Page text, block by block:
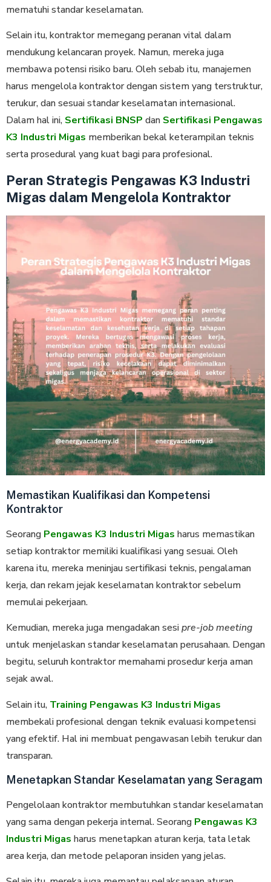
mematuhi standar keselamatan.
Selain itu, kontraktor memegang peranan vital dalam
mendukung kelancaran proyek. Namun, mereka juga
membawa potensi risiko baru. Oleh sebab itu, manajemen
harus mengelola kontraktor dengan sistem yang terstruktur,
terukur, dan sesuai standar keselamatan internasional.
Dalam hal ini, Sertifikasi BNSP dan Sertifikasi Pengawas
K3 Industri Migas memberikan bekal keterampilan teknis
serta prosedural yang kuat bagi para profesional.
Peran Strategis Pengawas K3 Industri
Migas dalam Mengelola Kontraktor
Memastikan Kualifikasi dan Kompetensi
Kontraktor
Seorang Pengawas K3 Industri Migas harus memastikan
setiap kontraktor memiliki kualifikasi yang sesuai. Oleh
karena itu, mereka meninjau sertifikasi teknis, pengalaman
kerja, dan rekam jejak keselamatan kontraktor sebelum
memulai pekerjaan.
Kemudian, mereka juga mengadakan sesipre-job meeting
untuk menjelaskan standar keselamatan perusahaan. Dengan
begitu, seluruh kontraktor memahami prosedur kerja aman
sejak awal.
Selain itu, Training Pengawas K3 Industri Migas
membekali profesional dengan teknik evaluasi kompetensi
yang efektif. Hal ini membuat pengawasan lebih terukur dan
transparan.
Menetapkan Standar Keselamatan yang Seragam
Pengelolaan kontraktor membutuhkan standar keselamatan
yang sama dengan pekerja internal. Seorang Pengawas K3
Industri Migas harus menetapkan aturan kerja, tata letak
area kerja, dan metode pelaporan insiden yang jelas.